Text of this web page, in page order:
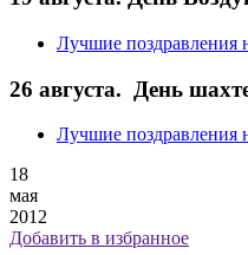
Лучшие поздравления
26 августа. День
Лучшие поздравления
18
мая
2012
Добавить в избранное